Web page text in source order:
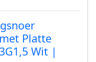
Platte
Wit |